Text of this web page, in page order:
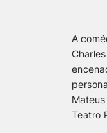
A
Teatro